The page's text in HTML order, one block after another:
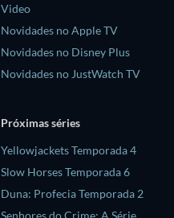
Video
Novidades no Apple TV
Novidades no Disney Plus
Novidades no JustWatch TV
Próximas séries
Yellowjackets Temporada 4
Slow Horses Temporada 6
Duna: Profecia Temporada 2